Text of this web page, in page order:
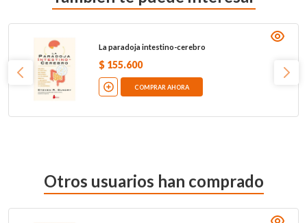
La paradoja intestino-cerebro
$ 155.600
COMPRAR AHORA
Otros usuarios han comprado